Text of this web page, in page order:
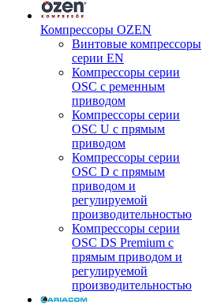
Компрессоры OZEN
Винтовые компрессоры
серии EN
Компрессоры серии
OSC с ременным
приводом
Компрессоры серии
OSC U с прямым
приводом
Компрессоры серии
OSC D с прямым
приводом и
регулируемой
производительностью
Компрессоры серии
OSC DS Premium с
прямым приводом и
регулируемой
производительностью